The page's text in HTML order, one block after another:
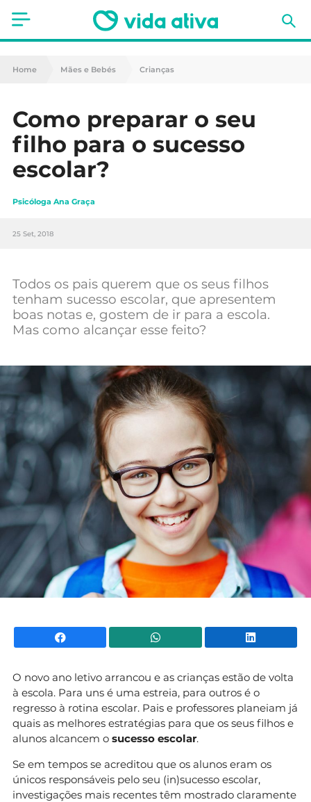
Saúde
Nutrição
Receitas
Fitness
Mães e Bebés
Home Mães e Bebés Crianças
Como preparar o seu
filho para o sucesso
escolar?
Psicóloga Ana Graça
25 Set, 2018
Todos os pais querem que os seus filhos
tenham sucesso escolar, que apresentem
boas notas e, gostem de ir para a escola.
Mas como alcançar esse feito?
Facebook WhatsApp
O novo ano letivo arrancou e as crianças estão de volta
à escola. Para uns é uma estreia, para outros é o
regresso à rotina escolar. Pais e professores planeiam já
quais as melhores estratégias para que os seus filhos e
alunos alcancem o sucesso escolar.
Se em tempos se acreditou que os alunos eram os
únicos responsáveis pelo seu (in)sucesso escolar,
investigações mais recentes têm mostrado claramente